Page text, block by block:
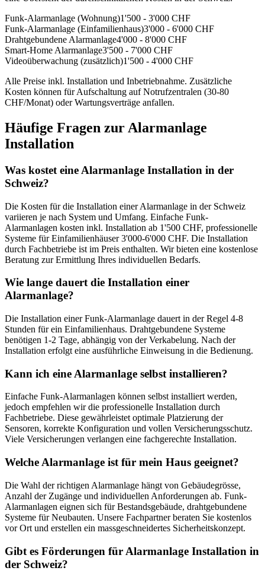
Funk-Alarmanlage (Wohnung)1'500 - 3'000 CHF
Funk-Alarmanlage (Einfamilienhaus)3'000 - 6'000 CHF
Drahtgebundene Alarmanlage4'000 - 8'000 CHF
Smart-Home Alarmanlage3'500 - 7'000 CHF
Videoüberwachung (zusätzlich)1'500 - 4'000 CHF
Alle Preise inkl. Installation und Inbetriebnahme. Zusätzliche
Kosten können für Aufschaltung auf Notrufzentralen (30-80
CHF/Monat) oder Wartungsverträge anfallen.
Häufige Fragen zur Alarmanlage
Installation
Was kostet eine Alarmanlage Installation in der
Schweiz?
Die Kosten für die Installation einer Alarmanlage in der Schweiz
variieren je nach System und Umfang. Einfache Funk-
Alarmanlagen kosten inkl. Installation ab 1'500 CHF, professionelle
Systeme für Einfamilienhäuser 3'000-6'000 CHF. Die Installation
durch Fachbetriebe ist im Preis enthalten. Wir bieten eine kostenlose
Beratung zur Ermittlung Ihres individuellen Bedarfs.
Wie lange dauert die Installation einer
Alarmanlage?
Die Installation einer Funk-Alarmanlage dauert in der Regel 4-8
Stunden für ein Einfamilienhaus. Drahtgebundene Systeme
benötigen 1-2 Tage, abhängig von der Verkabelung. Nach der
Installation erfolgt eine ausführliche Einweisung in die Bedienung.
Kann ich eine Alarmanlage selbst installieren?
Einfache Funk-Alarmanlagen können selbst installiert werden,
jedoch empfehlen wir die professionelle Installation durch
Fachbetriebe. Diese gewährleistet optimale Platzierung der
Sensoren, korrekte Konfiguration und vollen Versicherungsschutz.
Viele Versicherungen verlangen eine fachgerechte Installation.
Welche Alarmanlage ist für mein Haus geeignet?
Die Wahl der richtigen Alarmanlage hängt von Gebäudegrösse,
Anzahl der Zugänge und individuellen Anforderungen ab. Funk-
Alarmanlagen eignen sich für Bestandsgebäude, drahtgebundene
Systeme für Neubauten. Unsere Fachpartner beraten Sie kostenlos
vor Ort und erstellen ein massgeschneidertes Sicherheitskonzept.
Gibt es Förderungen für Alarmanlage Installation in
der Schweiz?